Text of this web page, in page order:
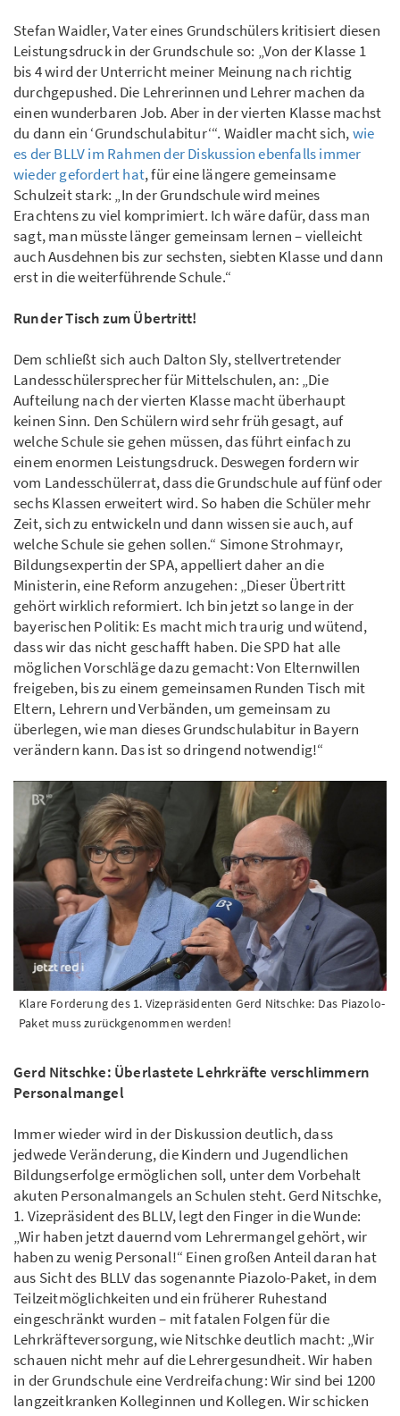
Stefan Waidler, Vater eines Grundschülers kritisiert diesen
Leistungsdruck in der Grundschule so: „Von der Klasse 1
bis 4 wird der Unterricht meiner Meinung nach richtig
durchgepushed. Die Lehrerinnen und Lehrer machen da
einen wunderbaren Job. Aber in der vierten Klasse machst
du dann ein ‘Grundschulabitur‘“. Waidler macht sich,wie
es der BLLV im Rahmen der Diskussion ebenfalls immer
wieder gefordert hat, für eine längere gemeinsame
Schulzeit stark: „In der Grundschule wird meines
Erachtens zu viel komprimiert. Ich wäre dafür, dass man
sagt, man müsste länger gemeinsam lernen – vielleicht
auch Ausdehnen bis zur sechsten, siebten Klasse und dann
erst in die weiterführende Schule.“
Runder Tisch zum Übertritt!
Dem schließt sich auch Dalton Sly, stellvertretender
Landesschülersprecher für Mittelschulen, an: „Die
Aufteilung nach der vierten Klasse macht überhaupt
keinen Sinn. Den Schülern wird sehr früh gesagt, auf
welche Schule sie gehen müssen, das führt einfach zu
einem enormen Leistungsdruck. Deswegen fordern wir
vom Landesschülerrat, dass die Grundschule auf fünf oder
sechs Klassen erweitert wird. So haben die Schüler mehr
Zeit, sich zu entwickeln und dann wissen sie auch, auf
welche Schule sie gehen sollen.“ Simone Strohmayr,
Bildungsexpertin der SPA, appelliert daher an die
Ministerin, eine Reform anzugehen: „Dieser Übertritt
gehört wirklich reformiert. Ich bin jetzt so lange in der
bayerischen Politik: Es macht mich traurig und wütend,
dass wir das nicht geschafft haben. Die SPD hat alle
möglichen Vorschläge dazu gemacht: Von Elternwillen
freigeben, bis zu einem gemeinsamen Runden Tisch mit
Eltern, Lehrern und Verbänden, um gemeinsam zu
überlegen, wie man dieses Grundschulabitur in Bayern
verändern kann. Das ist so dringend notwendig!“
Klare Forderung des 1. Vizepräsidenten Gerd Nitschke: Das Piazolo-
Paket muss zurückgenommen werden!
Gerd Nitschke: Überlastete Lehrkräfte verschlimmern
Personalmangel
Immer wieder wird in der Diskussion deutlich, dass
jedwede Veränderung, die Kindern und Jugendlichen
Bildungserfolge ermöglichen soll, unter dem Vorbehalt
akuten Personalmangels an Schulen steht. Gerd Nitschke,
1. Vizepräsident des BLLV, legt den Finger in die Wunde:
„Wir haben jetzt dauernd vom Lehrermangel gehört, wir
haben zu wenig Personal!“ Einen großen Anteil daran hat
aus Sicht des BLLV das sogenannte Piazolo-Paket, in dem
Teilzeitmöglichkeiten und ein früherer Ruhestand
eingeschränkt wurden – mit fatalen Folgen für die
Lehrkräfteversorgung, wie Nitschke deutlich macht: „Wir
schauen nicht mehr auf die Lehrergesundheit. Wir haben
in der Grundschule eine Verdreifachung: Wir sind bei 1200
langzeitkranken Kolleginnen und Kollegen. Wir schicken